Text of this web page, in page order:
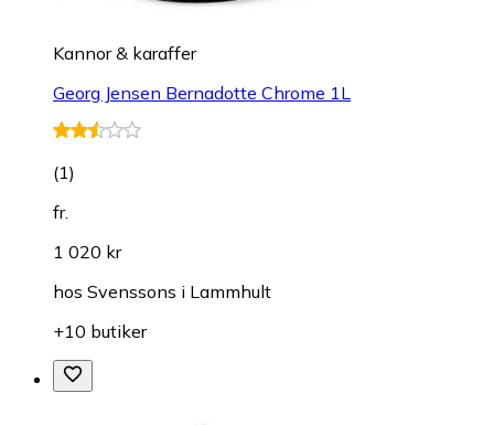
Kannor & karaffer
Georg Jensen Bernadotte Chrome 1L
(1)
fr.
1 020 kr
hos Svenssons i Lammhult
+10 butiker